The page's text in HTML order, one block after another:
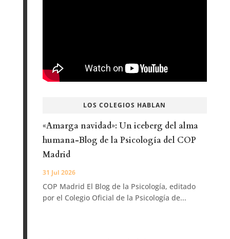
LOS COLEGIOS HABLAN
«Amarga navidad»: Un iceberg del alma
humana-Blog de la Psicología del COP
Madrid
31 Jul 2026
COP Madrid El Blog de la Psicología, editado
por el Colegio Oficial de la Psicología de...